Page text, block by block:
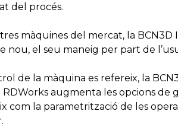
del procés.
màquines del mercat, la
nou, el seu maneig per part de
de la màquina es refereix, la
RDWorks augmenta les opcions
com la parametrització de les